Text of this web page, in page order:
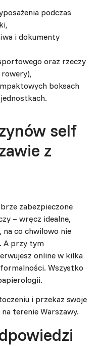
podczas
i dokumenty
oraz rzeczy
boksach
self
z
zabezpieczone
– wręcz idealne,
co chwilowo nie
A przy tym
online w kilka
Wszystko
i przekaz swoje
terenie Warszawy.